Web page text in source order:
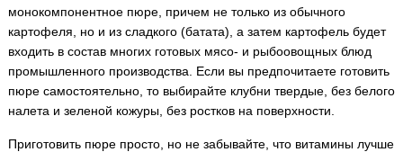
монокомпонентное пюре, причем не только из обычного
картофеля, но и из сладкого (батата), а затем картофель будет
входить в состав многих готовых мясо- и рыбоовощных блюд
промышленного производства. Если вы предпочитаете готовить
пюре самостоятельно, то выбирайте клубни твердые, без белого
налета и зеленой кожуры, без ростков на поверхности.
Приготовить пюре просто, но не забывайте, что витамины лучше